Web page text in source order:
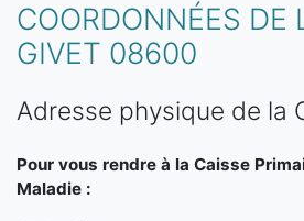
COORDONNÉES DE
GIVET 08600
Adresse physique de la
Pour vous rendre à la Caisse
Maladie :